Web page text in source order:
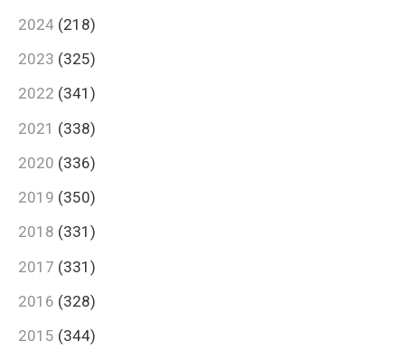
2024 (218)
2023 (325)
2022 (341)
2021 (338)
2020 (336)
2019 (350)
2018 (331)
2017 (331)
2016 (328)
2015 (344)